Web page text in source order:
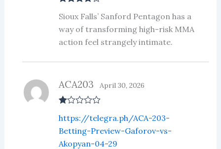
out of 5
Sioux Falls’ Sanford Pentagon has a
way of transforming high-risk MMA
action feel strangely intimate.
at
ed
1
ou
ACA203 April 30, 2026
https://telegra.ph/ACA-203-
Betting-Preview-Gaforov-vs-
Akopyan-04-29